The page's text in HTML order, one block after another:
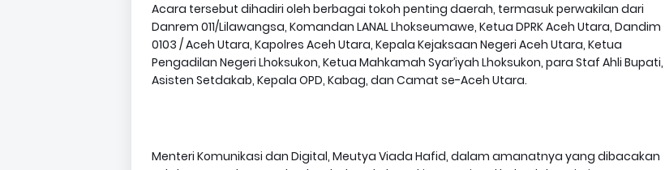
Acara tersebut dihadiri oleh berbagai tokoh penting daerah, termasuk perwakilan dari
Danrem 011/Lilawangsa, Komandan LANAL Lhokseumawe, Ketua DPRK Aceh Utara, Dandim
0103 / Aceh Utara, Kapolres Aceh Utara, Kepala Kejaksaan Negeri Aceh Utara, Ketua
Pengadilan Negeri Lhoksukon, Ketua Mahkamah Syar’iyah Lhoksukon, para Staf Ahli Bupati,
Asisten Setdakab, Kepala OPD, Kabag, dan Camat se-Aceh Utara.
Menteri Komunikasi dan Digital, Meutya Viada Hafid, dalam amanatnya yang dibacakan